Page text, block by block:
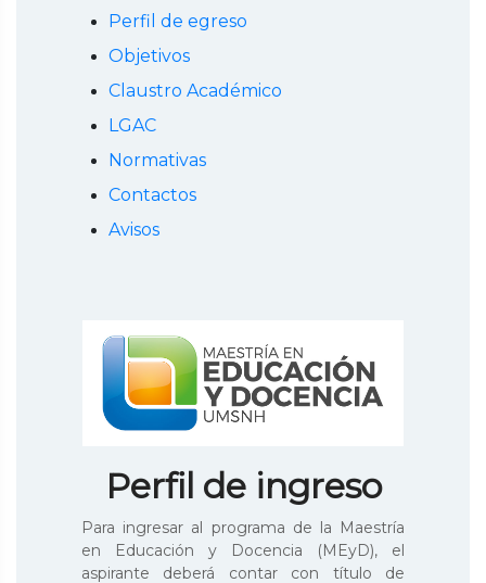
Perfil de egreso
Objetivos
Claustro Académico
LGAC
Normativas
Contactos
Avisos
Perfil de ingreso
Para ingresar al programa de la Maestría
en Educación y Docencia (MEyD), el
aspirante deberá contar con título de